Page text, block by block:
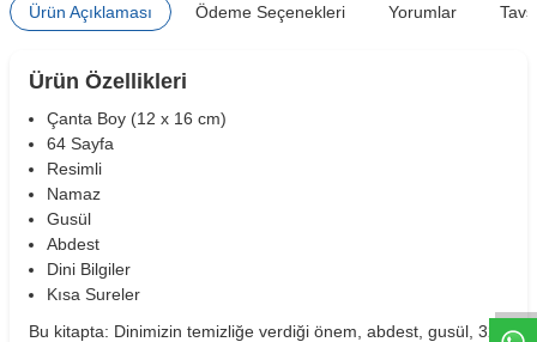
Ürün Açıklaması Ödeme Seçenekleri Yorumlar
Ürün Özellikleri
Çanta Boy (12 x 16 cm)
64 Sayfa
Resimli
Namaz
Gusül
Abdest
Dini Bilgiler
Kısa Sureler
Bu kitapta: Dinimizin temizliğe verdiği önem, abdest, gusül, 32